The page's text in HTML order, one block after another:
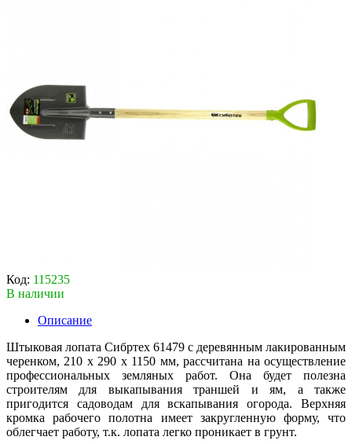
Код: 115235
В наличии
Описание
Штыковая лопата Сибртех 61479 с деревянным лакированным
черенком, 210 х 290 х 1150 мм, рассчитана на осуществление
профессиональных земляных работ. Она будет полезна
строителям для выкапывания траншей и ям, а также
пригодится садоводам для вскапывания огорода. Верхняя
кромка рабочего полотна имеет закругленную форму, что
облегчает работу, т.к. лопата легко проникает в грунт.